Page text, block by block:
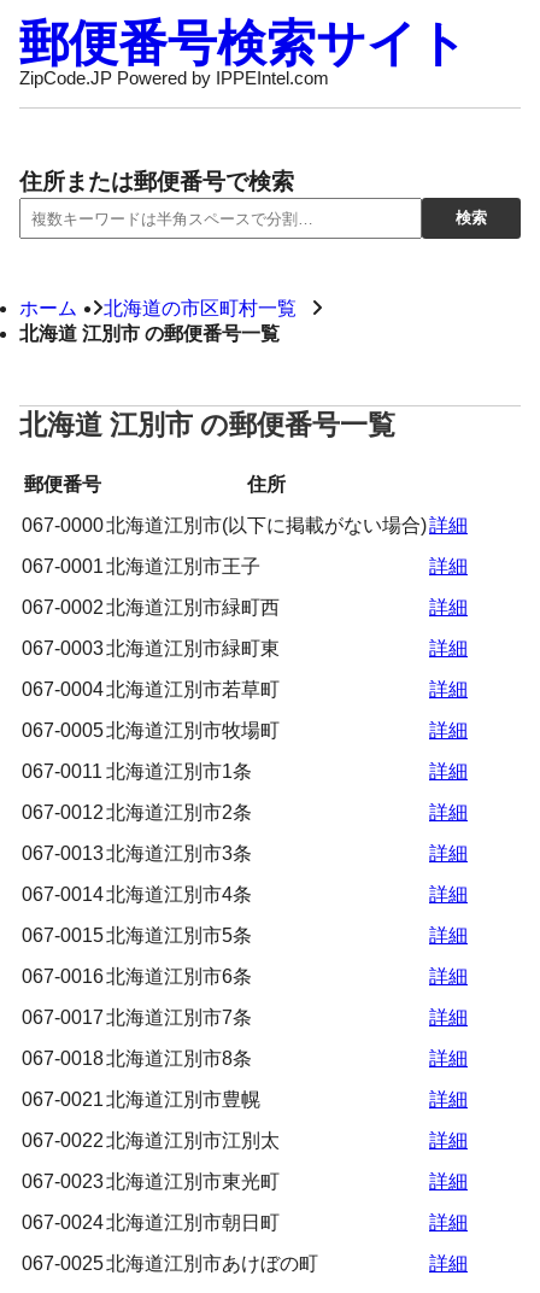
郵便番号検索サイト
ZipCode.JP Powered by IPPEIntel.com
住所または郵便番号で検索
ホーム
北海道の市区町村一覧
北海道 江別市 の郵便番号一覧
北海道 江別市 の郵便番号一覧
郵便番号
住所
067-0000北海道江別市(以下に掲載がない場合)詳細
067-0001北海道江別市王子
詳細
067-0002北海道江別市緑町西
詳細
067-0003北海道江別市緑町東
詳細
067-0004北海道江別市若草町
詳細
067-0005北海道江別市牧場町
詳細
067-0011 北海道江別市1条
詳細
067-0012北海道江別市2条
詳細
067-0013北海道江別市3条
詳細
067-0014北海道江別市4条
詳細
067-0015北海道江別市5条
詳細
067-0016北海道江別市6条
詳細
067-0017北海道江別市7条
詳細
067-0018北海道江別市8条
詳細
067-0021北海道江別市豊幌
詳細
067-0022北海道江別市江別太
詳細
067-0023北海道江別市東光町
詳細
067-0024北海道江別市朝日町
詳細
067-0025北海道江別市あけぼの町
詳細